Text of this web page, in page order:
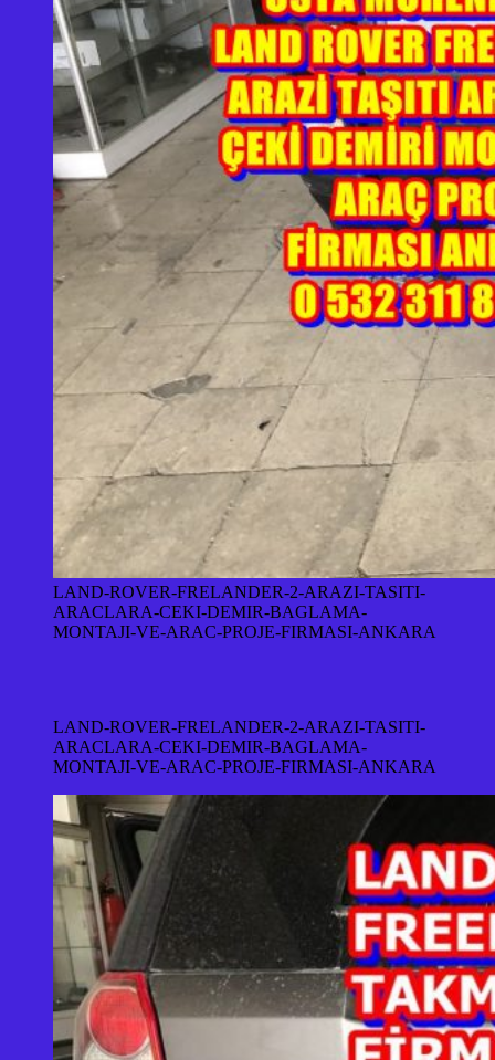
LAND-ROVER-FRELANDER-2-ARAZI-TASITI-
ARACLARA-CEKI-DEMIR-BAGLAMA-
MONTAJI-VE-ARAC-PROJE-FIRMASI-ANKARA
LAND-ROVER-FRELANDER-2-ARAZI-TASITI-
ARACLARA-CEKI-DEMIR-BAGLAMA-
MONTAJI-VE-ARAC-PROJE-FIRMASI-ANKARA